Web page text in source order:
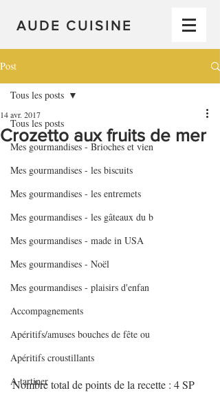
AUDE CUISINE
Post
Tous les posts
Mes gourmandises - Brioches et vien
Mes gourmandises - les biscuits
Mes gourmandises - les entremets
Mes gourmandises - les gâteaux du b
Mes gourmandises - made in USA
Mes gourmandises - Noël
Mes gourmandises - plaisirs d'enfan
Accompagnements
Apéritifs/amuses bouches de fête ou
Apéritifs croustillants
A tartiner
Tous les posts
Crozetto aux fruits de mer
14 avr. 2017
Nombre total de points de la recette : 4 SP